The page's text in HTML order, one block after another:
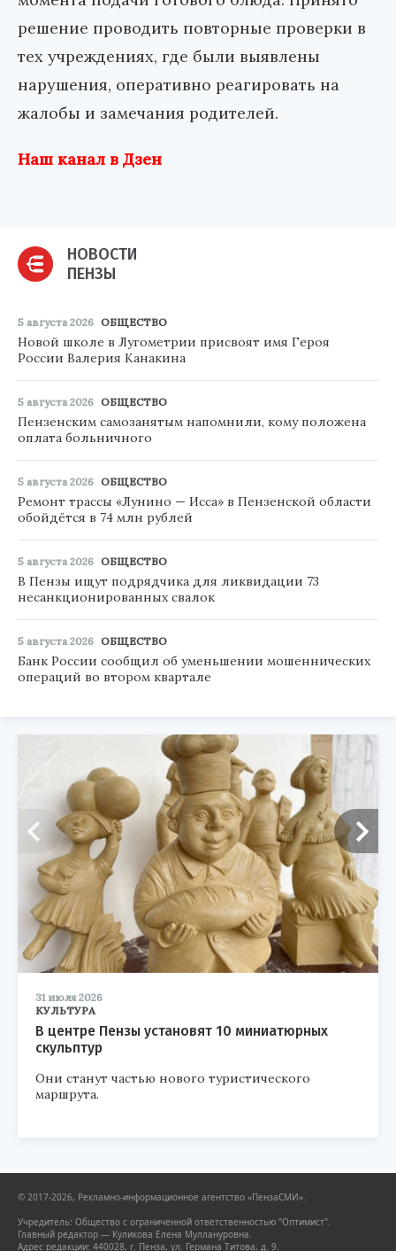
решение проводить повторные проверки в
тех учреждениях, где были выявлены
нарушения, оперативно реагировать на
жалобы и замечания родителей.
Наш канал в Дзен
НОВОСТИ
ПЕНЗЫ
5 августа 2026 ОБЩЕСТВО
Новой школе в Лугометрии присвоят имя Героя
России Валерия Канакина
5 августа 2026 ОБЩЕСТВО
Пензенским самозанятым напомнили, кому положена
оплата больничного
5 августа 2026 ОБЩЕСТВО
Ремонт трассы «Лунино — Исса» в Пензенской области
обойдётся в 74 млн рублей
5 августа 2026 ОБЩЕСТВО
В Пензы ищут подрядчика для ликвидации 73
несанкционированных свалок
5 августа 2026 ОБЩЕСТВО
Банк России сообщил об уменьшении мошеннических
операций во втором квартале
31 июля 2026
КУЛЬТУРА
В центре Пензы установят 10 миниатюрных
скульптур
Они станут частью нового туристического
маршрута.
© 2017-2026, Рекламно-информационное агентство «ПензаСМИ».
Учредитель: Общество с ограниченной ответственностью "Оптимист".
Главный редактор — Куликова Елена Муллануровна.
Адрес редакции: 440028, г. Пенза, ул. Германа Титова, д. 9.